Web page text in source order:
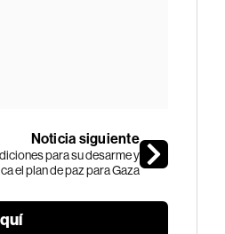
Noticia siguiente
para su desarme y
el plan de paz para Gaza